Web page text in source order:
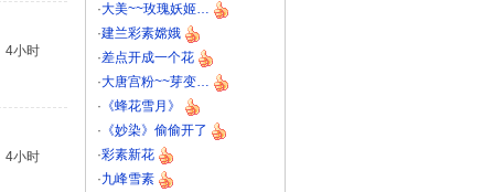
·大美~~玫瑰妖姬…
·建兰彩素嫦娥
·差点开成一个花
·大唐宫粉~~芽变…
· 《蜂花雪月》
· 《妙染》偷偷开了
·彩素新花
·九峰雪素
4小时
4小时